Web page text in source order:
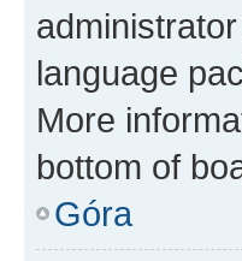
language
More
bottom of
Góra